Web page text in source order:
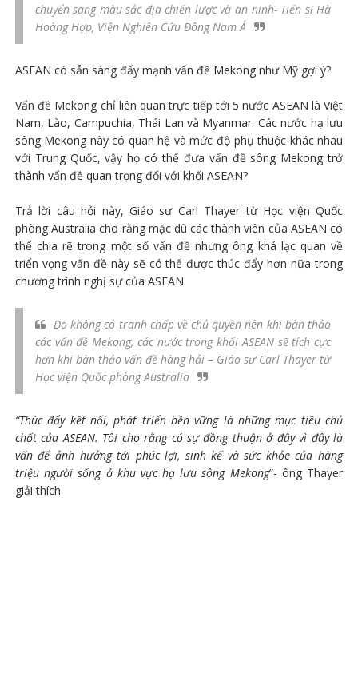
chuyển sang màu sắc địa chiến lược và an ninh- Tiến sĩ Hà
Hoàng Hợp, Viện Nghiên Cứu Đông Nam Á
ASEAN có sẵn sàng đẩy mạnh vấn đề Mekong như Mỹ gợi ý?
Vấn đề Mekong chỉ liên quan trực tiếp tới 5 nước ASEAN là Việt
Nam, Lào, Campuchia, Thái Lan và Myanmar. Các nước hạ lưu
sông Mekong này có quan hệ và mức độ phụ thuộc khác nhau
với Trung Quốc, vậy họ có thể đưa vấn đề sông Mekong trở
thành vấn đề quan trọng đối với khối ASEAN?
Trả lời câu hỏi này, Giáo sư Carl Thayer từ Học viện Quốc
phòng Australia cho rằng mặc dù các thành viên của ASEAN có
thể chia rẽ trong một số vấn đề nhưng ông khá lạc quan về
triển vọng vấn đề này sẽ có thể được thúc đẩy hơn nữa trong
chương trình nghị sự của ASEAN.
Do không có tranh chấp về chủ quyền nên khi bàn thảo
các vấn đề Mekong, các nước trong khối ASEAN sẽ tích cực
hơn khi bàn thảo vấn đề hàng hải – Giáo sư Carl Thayer từ
Học viện Quốc phòng Australia
“Thúc đẩy kết nối, phát triển bền vững là những mục tiêu chủ
chốt của ASEAN. Tôi cho rằng có sự đồng thuận ở đây vì đây là
vấn để ảnh hưởng tới phúc lợi, sinh kế và sức khỏe của hàng
triệu người sống ở khu vực hạ lưu sông Mekong”- ông Thayer
giải thích.